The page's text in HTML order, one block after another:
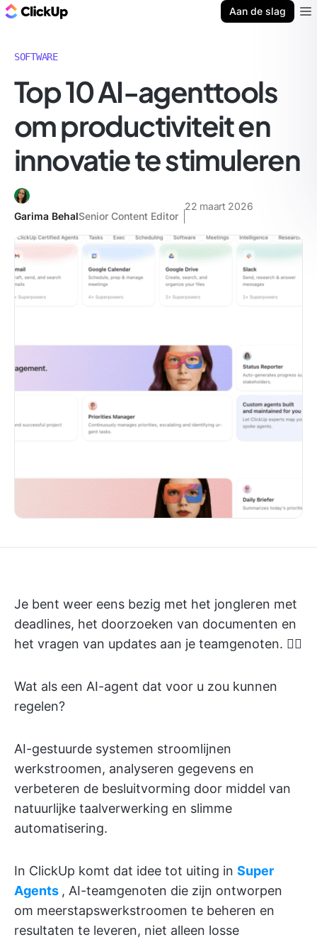
Aan de slag
SOFTWARE
Top 10 AI-agenttools
om productiviteit en
innovatie te stimuleren
Garima BehalSenior Content Editor
22 maart 2026
Je bent weer eens bezig met het jongleren met
deadlines, het doorzoeken van documenten en
het vragen van updates aan je teamgenoten. 😵‍💫
Wat als een AI-agent dat voor u zou kunnen
regelen?
AI-gestuurde systemen stroomlijnen
werkstroomen, analyseren gegevens en
verbeteren de besluitvorming door middel van
natuurlijke taalverwerking en slimme
automatisering.
In ClickUp komt dat idee tot uiting in Super
Agents , AI-teamgenoten die zijn ontworpen
om meerstapswerkstroomen te beheren en
resultaten te leveren, niet alleen losse